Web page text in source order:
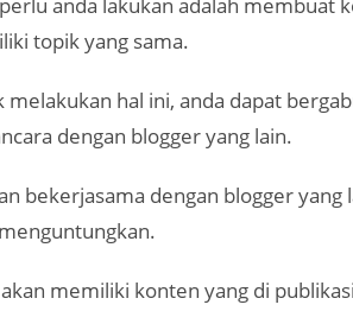
anda lakukan adalah membuat
topik yang sama.
melakukan hal ini, anda dapat
dengan blogger yang lain.
bekerjasama dengan blogger
memiliki konten yang di